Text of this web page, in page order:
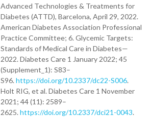
Advanced Technologies & Treatments for
Diabetes (ATTD), Barcelona, April 29, 2022.
American Diabetes Association Professional
Practice Committee; 6. Glycemic Targets:
Standards of Medical Care in Diabetes—
2022. Diabetes Care 1 January 2022; 45
(Supplement_1): S83–
S96. https://doi.org/10.2337/dc22-S006.
Holt RIG, et al. Diabetes Care 1 November
2021; 44 (11): 2589–
2625. https://doi.org/10.2337/dci21-0043.